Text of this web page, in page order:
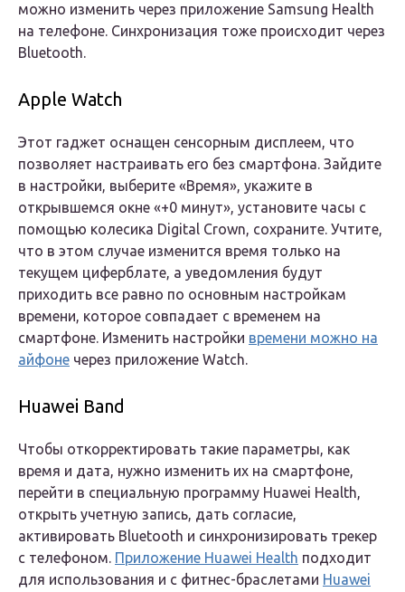
можно изменить через приложение Samsung Health
на телефоне. Синхронизация тоже происходит через
Bluetooth.
Apple Watch
Этот гаджет оснащен сенсорным дисплеем, что
позволяет настраивать его без смартфона. Зайдите
в настройки, выберите «Время», укажите в
открывшемся окне «+0 минут», установите часы с
помощью колесика Digital Crown, сохраните. Учтите,
что в этом случае изменится время только на
текущем циферблате, а уведомления будут
приходить все равно по основным настройкам
времени, которое совпадает с временем на
смартфоне. Изменить настройки времени можно на
айфоне через приложение Watch.
Huawei Band
Чтобы откорректировать такие параметры, как
время и дата, нужно изменить их на смартфоне,
перейти в специальную программу Huawei Health,
открыть учетную запись, дать согласие,
активировать Bluetooth и синхронизировать трекер
c телефоном. Приложение Huawei Health подходит
для использования и с фитнес-браслетами Huawei